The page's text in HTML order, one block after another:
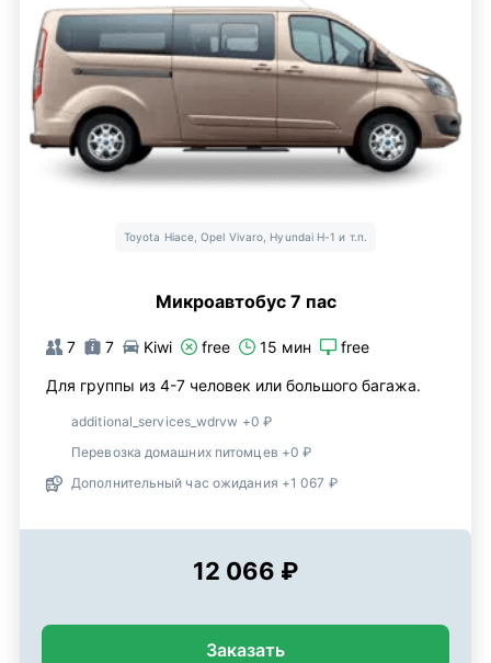
Toyota Hiace, Opel Vivaro, Hyundai H-1 и т.п.
Микроавтобус 7 пас
7 7 Kiwi free 15 мин free
Для группы из 4-7 человек или большого багажа.
additional_services_wdrvw +0 ₽
Перевозка домашних питомцев +0 ₽
Дополнительный час ожидания +1 067 ₽
12 066 ₽
Заказать